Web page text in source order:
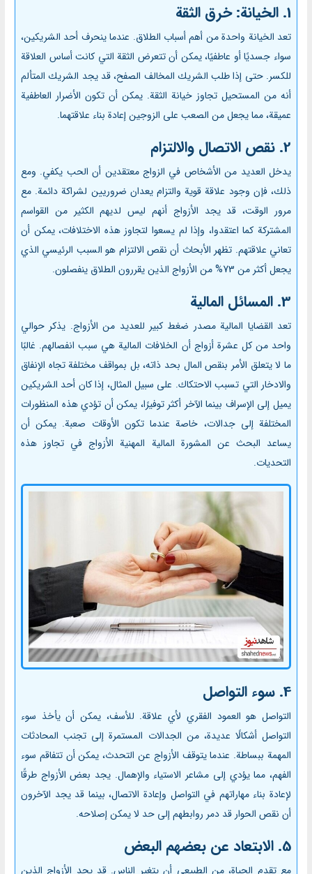
1. الخيانة: خرق الثقة
تعد الخيانة واحدة من أهم أسباب الطلاق. عندما ينحرف أحد الشريكين،
سواء جسديًا أو عاطفيًا، يمكن أن تتعرض الثقة التي كانت أساس العلاقة
للكسر. حتى إذا طلب الشريك المخالف الصفح، قد يجد الشريك المتألم
أنه من المستحيل تجاوز خيانة الثقة. يمكن أن تكون الأضرار العاطفية
عميقة، مما يجعل من الصعب على الزوجين إعادة بناء علاقتهما.
2. نقص الاتصال والالتزام
يدخل العديد من الأشخاص في الزواج معتقدين أن الحب يكفي. ومع
ذلك، فإن وجود علاقة قوية والتزام يعدان ضروريين لشراكة دائمة. مع
مرور الوقت، قد يجد الأزواج أنهم ليس لديهم الكثير من القواسم
المشتركة كما اعتقدوا، وإذا لم يسعوا لتجاوز هذه الاختلافات، يمكن أن
تعاني علاقتهم. تظهر الأبحاث أن نقص الالتزام هو السبب الرئيسي الذي
يجعل أكثر من 73% من الأزواج الذين يقررون الطلاق ينفصلون.
3. المسائل المالية
تعد القضايا المالية مصدر ضغط كبير للعديد من الأزواج. يذكر حوالي
واحد من كل عشرة أزواج أن الخلافات المالية هي سبب انفصالهم. غالبًا
ما لا يتعلق الأمر بنقص المال بحد ذاته، بل بمواقف مختلفة تجاه الإنفاق
والادخار التي تسبب الاحتكاك. على سبيل المثال، إذا كان أحد الشريكين
يميل إلى الإسراف بينما الآخر أكثر توفيرًا، يمكن أن تؤدي هذه المنظورات
المختلفة إلى جدالات، خاصة عندما تكون الأوقات صعبة. يمكن أن
يساعد البحث عن المشورة المالية المهنية الأزواج في تجاوز هذه
التحديات.
4. سوء التواصل
التواصل هو العمود الفقري لأي علاقة. للأسف، يمكن أن يأخذ سوء
التواصل أشكالًا عديدة، من الجدالات المستمرة إلى تجنب المحادثات
المهمة ببساطة. عندما يتوقف الأزواج عن التحدث، يمكن أن تتفاقم سوء
الفهم، مما يؤدي إلى مشاعر الاستياء والإهمال. يجد بعض الأزواج طرقًا
لإعادة بناء مهاراتهم في التواصل وإعادة الاتصال، بينما قد يجد الآخرون
أن نقص الحوار قد دمر روابطهم إلى حد لا يمكن إصلاحه.
5. الابتعاد عن بعضهم البعض
مع تقدم الحياة، من الطبيعي أن يتغير الناس. قد يجد الأزواج الذين